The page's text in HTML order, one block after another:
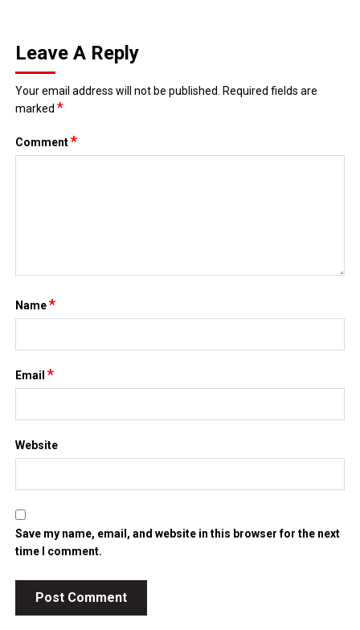
Leave A Reply
Your email address will not be published. Required fields are
marked*
Comment*
Name*
Email*
Website
Save my name, email, and website in this browser for the next
time I comment.